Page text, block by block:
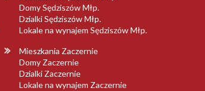
Domy Sędziszów Młp.
Dzialki Sędziszów Młp.
Lokale na wynajem Sędziszów Młp.
Mieszkania Zaczernie
Domy Zaczernie
Dzialki Zaczernie
Lokale na wynajem Zaczernie